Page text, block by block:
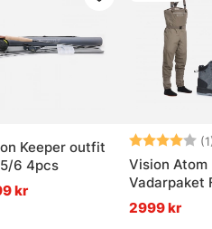
Keeper outfit
6 4pcs
kr
Betyg:
Vision Atom
Vadarpaket
2999 kr